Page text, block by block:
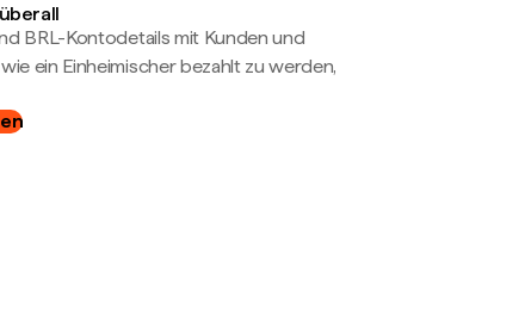
BRL-Kontodetails mit Kunden und
ein Einheimischer bezahlt zu werden,